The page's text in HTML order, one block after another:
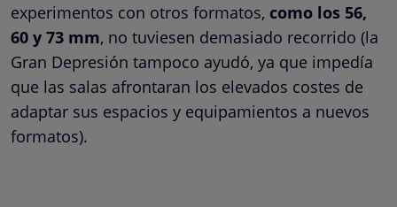
experimentos con otros formatos, como los 56,
60 y 73 mm, no tuviesen demasiado recorrido (la
Gran Depresión tampoco ayudó, ya que impedía
que las salas afrontaran los elevados costes de
adaptar sus espacios y equipamientos a nuevos
formatos).